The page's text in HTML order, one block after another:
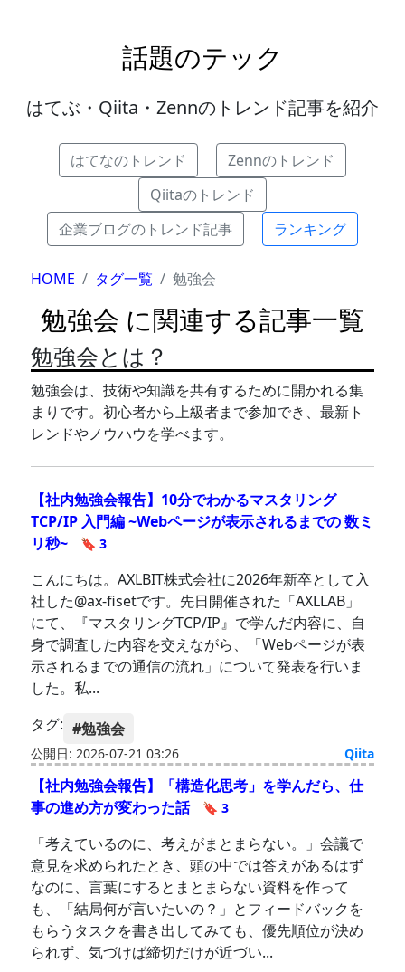
話題のテック
はてぶ・Qiita・Zennのトレンド記事を紹介
はてなのトレンド
Zennのトレンド
Qiitaのトレンド
企業ブログのトレンド記事
ランキング
HOME タグ一覧 勉強会
勉強会 に関連する記事一覧
勉強会とは？
勉強会は、技術や知識を共有するために開かれる集
まりです。初心者から上級者まで参加でき、最新ト
レンドやノウハウを学べます。
【社内勉強会報告】10分でわかるマスタリング
TCP/IP 入門編 ~Webページが表示されるまでの 数ミ
リ秒~
🔖 3
こんにちは。AXLBIT株式会社に2026年新卒として入
社した@ax-fisetです。先日開催された「AXLLAB」
にて、『マスタリングTCP/IP』で学んだ内容に、自
身で調査した内容を交えながら、「Webページが表
示されるまでの通信の流れ」について発表を行いま
した。私...
タグ: #勉強会
公開日: 2026-07-21 03:26 Qiita
【社内勉強会報告】「構造化思考」を学んだら、仕
事の進め方が変わった話
🔖 3
「考えているのに、考えがまとまらない。」会議で
意見を求められたとき、頭の中では答えがあるはず
なのに、言葉にするとまとまらない資料を作って
も、「結局何が言いたいの？」とフィードバックを
もらうタスクを書き出してみても、優先順位が決め
られず、気づけば締切だけが近づい...